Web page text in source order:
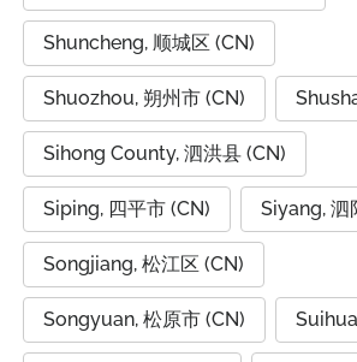
Shuncheng, 顺城区 (CN)
Shuozhou, 朔州市 (CN)
Sihong County, 泗洪县 (CN)
Siping, 四平市 (CN) Siyang, 泗
Songjiang, 松江区 (CN)
Songyuan, 松原市 (CN)